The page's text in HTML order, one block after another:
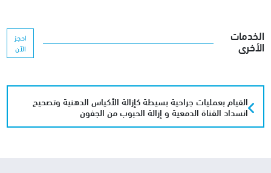
الخدمات
الأخرى
احجز
الآن
القيام بعمليات جراحية بسيطة كإزالة الأكياس الدهنية وتصحيح
انسداد القناة الدمعية و إزالة الحبوب من الجفون